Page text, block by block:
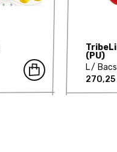
(PU)
L
Bacs
270,25